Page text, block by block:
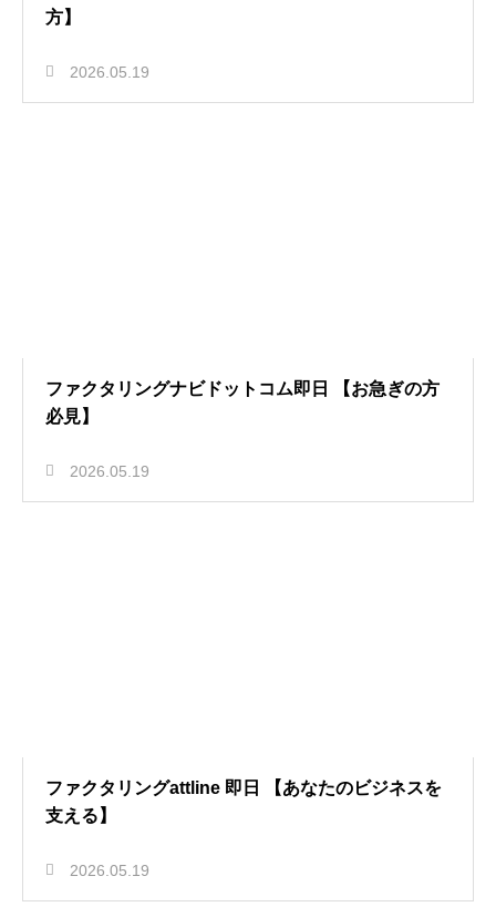
方】
2026.05.19
ファクタリングナビドットコム即日 【お急ぎの方
必見】
2026.05.19
ファクタリングattline 即日 【あなたのビジネスを
支える】
2026.05.19